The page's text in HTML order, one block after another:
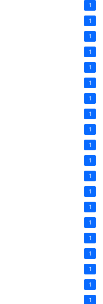
1
1
1
1
1
1
1
1
1
1
1
1
1
1
1
1
1
1
1
1